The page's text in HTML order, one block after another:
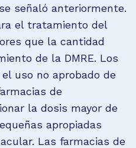
señaló anteriormente.
el tratamiento del
que la cantidad
de la DMRE. Los
uso no aprobado de
de
la dosis mayor de
apropiadas
Las farmacias de